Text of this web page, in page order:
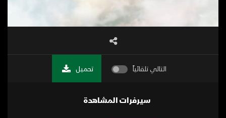
التالي تلقائياً تحميل
سيرفرات المشاهدة